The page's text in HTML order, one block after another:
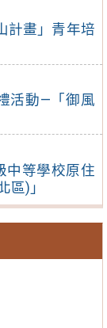
計畫」青年培
活動—「御風
中等學校原住
區)」